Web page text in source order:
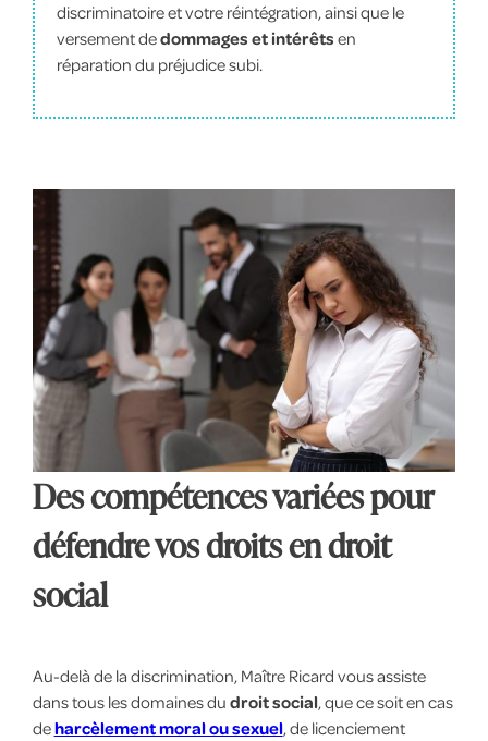
discriminatoire et votre réintégration, ainsi que le
versement dedommages et intérêts en
réparation du préjudice subi.
Des compétences variées pour
défendre vos droits en droit
social
Au-delà de la discrimination, Maître Ricard vous assiste
dans tous les domaines du droit social, que ce soit en cas
deharcèlement moral ou sexuel, de licenciement